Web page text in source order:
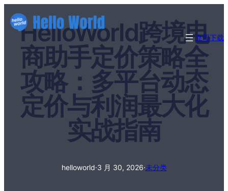
立即下载
HelloWorld跨境电
商助手定价策略全
攻略：多平台动态
定价与利润最大化
实战指南
helloworld·3 月 30, 2026·未分类